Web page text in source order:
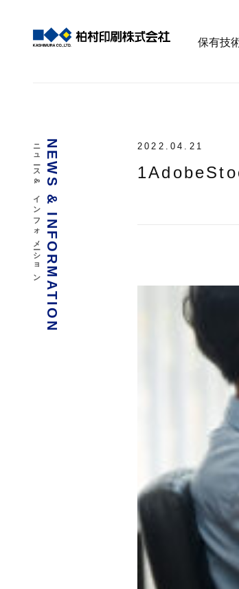
保有技
NEWS & INFORMATION
ニュース & インフォメーション 2022.04.21